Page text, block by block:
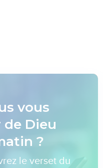
vous
Dieu
?
le verset du